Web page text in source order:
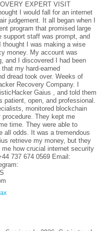
EXPERT VISIT
I would fall for an internet
judgement. It all began when I
program that promised large
support staff was prompt, and
thought I was making a wise
money. My account was
and I discovered I had been
my hard-earned
dread took over. Weeks of
Recovery Company. I
Gaius , and told them
patient, open, and professional.
monitored blockchain
They kept me
time. They were able to
all odds. It was a tremendous
retrieve my money, but they
how crucial internet security
737 674 0569 Email: